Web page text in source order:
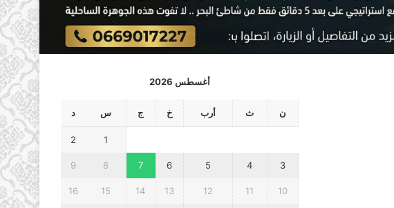
أغسطس 2026
ن ث أرب خ ج س د
1
2
3
4
5
6
7
8
9
10
11
12
13
14
15
16